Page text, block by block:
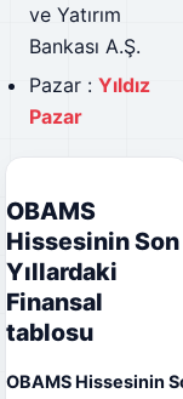
ve Yatırım
Bankası A.Ş.
Pazar : Yıldız
Pazar
OBAMS
Hissesinin Son
Yıllardaki
Finansal
tablosu
OBAMS Hissesinin